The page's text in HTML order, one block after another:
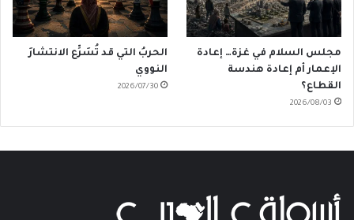
مجلس السلام في غزة… إعادة
الإعمار أم إعادة هندسة
القطاع؟
2026/08/03
الحربُ التي قد تُسَرِّع الانتشارَ
النووي
2026/07/30